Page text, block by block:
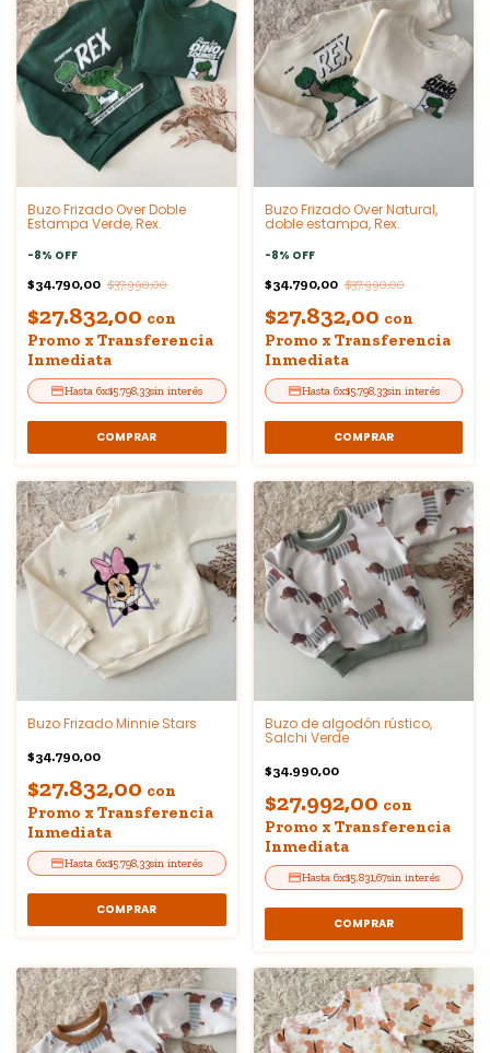
Buzo Frizado Over Doble
Estampa Verde, Rex.
-8% OFF
$34.790,00 $37.990,00
$27.832,00 con
Promo x Transferencia
Inmediata
6x$5.798,33sin interés
COMPRAR
Buzo Frizado Over Natural,
doble estampa, Rex.
-8% OFF
$34.790,00 $37.990,00
$27.832,00 con
Promo x Transferencia
Inmediata
6x$5.798,33sin interés
COMPRAR
Buzo Frizado Minnie Stars
$34.790,00
$27.832,00 con
Promo x Transferencia
Inmediata
6x$5.798,33sin interés
COMPRAR
Buzo de algodón rústico,
Salchi Verde
$34.990,00
$27.992,00 con
Promo x Transferencia
Inmediata
6x$5.831,67sin interés
COMPRAR